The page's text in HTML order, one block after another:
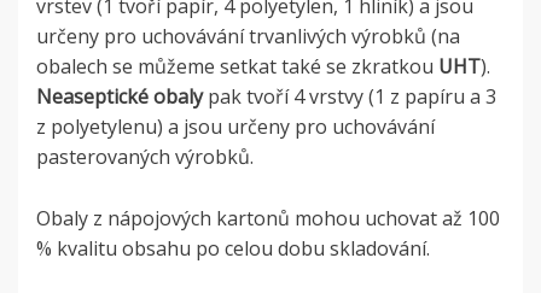
vrstev (1 tvoří papír, 4 polyetylen, 1 hliník) a jsou
určeny pro uchovávání trvanlivých výrobků (na
obalech se můžeme setkat také se zkratkou UHT).
Neaseptické obalypak tvoří 4 vrstvy (1 z papíru a 3
z polyetylenu) a jsou určeny pro uchovávání
pasterovaných výrobků.
Obaly z nápojových kartonů mohou uchovat až 100
% kvalitu obsahu po celou dobu skladování.